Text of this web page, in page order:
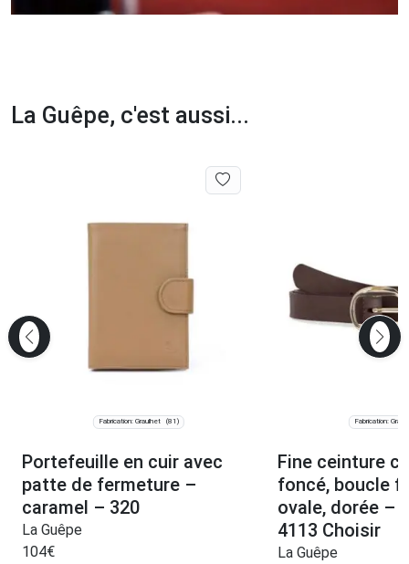
La Guêpe, c'est aussi...
Fabrication: Graulhet (81)
Portefeuille en cuir avec
patte de fermeture –
caramel – 320
La Guêpe
104€
Fabrication:
Fine ceinture
foncé, boucle
ovale, dorée –
4113 Choisir
La Guêpe